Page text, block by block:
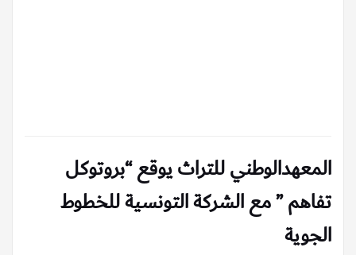
المعهدالوطني للتراث يوقع “بروتوكل
تفاهم ” مع الشركة التونسية للخطوط
الجوية